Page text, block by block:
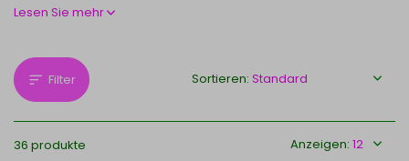
Lesen Sie mehr
Filter
36 produkte Anzeigen:
Sortieren: